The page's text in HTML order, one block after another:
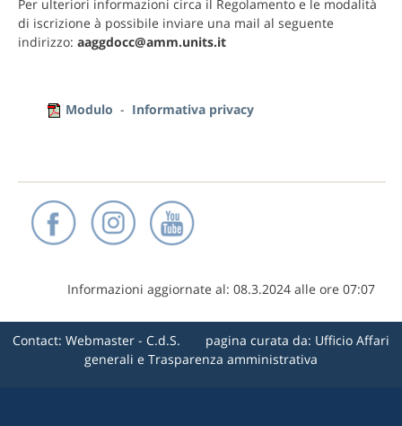
Per ulteriori informazioni circa il Regolamento e le modalità
di iscrizione à possibile inviare una mail al seguente
indirizzo: aaggdocc@amm.units.it
Modulo - Informativa privacy
Informazioni aggiornate al: 08.3.2024 alle ore 07:07
Contact: Webmaster - C.d.S.
pagina curata da: Ufficio Affari
generali e Trasparenza amministrativa